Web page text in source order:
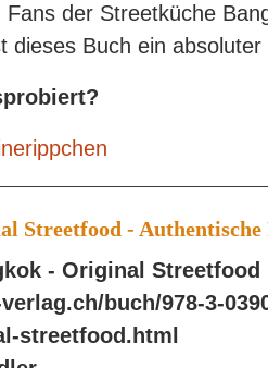
der Streetküche
dieses Buch ein absoluter
Streetfood - Authentische
- Original Streetfood
buch/978-3-
streetfood.html